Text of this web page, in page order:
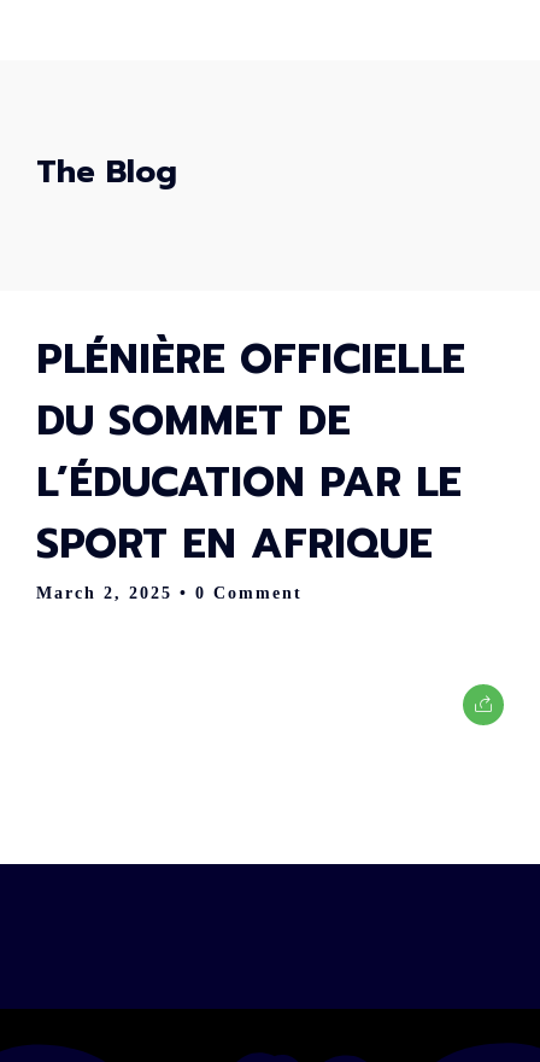
The Blog
PLÉNIÈRE OFFICIELLE
DU SOMMET DE
L’ÉDUCATION PAR LE
SPORT EN AFRIQUE
March 2, 2025 • 0 Comment